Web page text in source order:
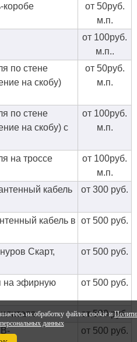
на обработку файлов cookie и
данных
коробе
от 50руб.
м.п.
от 100руб.
м.п..
по стене
на скобу)
от 50руб.
м.п.
по стене
на скобу) с
от 100руб.
м.п.
на троссе
от 100руб.
м.п.
кабель
от 300 руб.
кабель в от 500 руб.
Скарт,
от 500 руб.
на эфирную
от 500 руб.
от 500 руб.
от 500 руб.